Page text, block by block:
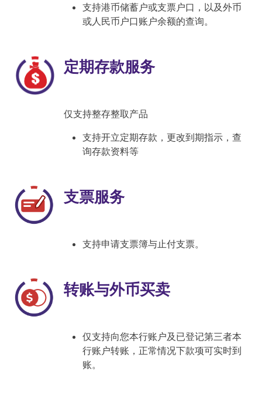
支持港币储蓄户或支票户口，以及外币
或人民币户口账户余额的查询。
定期存款服务
仅支持整存整取产品
支持开立定期存款，更改到期指示，查
询存款资料等
支票服务
支持申请支票簿与止付支票。
转账与外币买卖
仅支持向您本行账户及已登记第三者本
行账户转账，正常情况下款项可实时到
账。